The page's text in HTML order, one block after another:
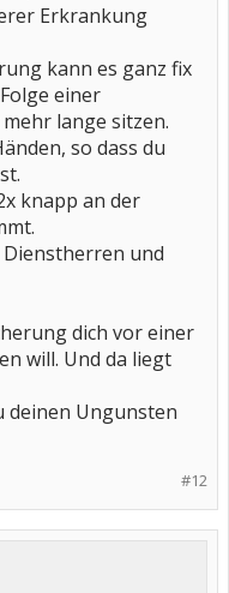
Erkrankung
kann es ganz fix
einer
lange sitzen.
so dass du
knapp an der
und
dich vor einer
will. Und da liegt
deinen Ungunsten
#12